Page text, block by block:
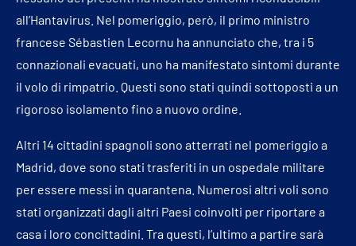
all’Hantavirus. Nel pomeriggio, però, il primo ministro
francese Sébastien Lecornu ha annunciato che, tra i 5
connazionali evacuati, uno ha manifestato sintomi durante
il volo di rimpatrio. Questi sono stati quindi sottoposti a un
rigoroso isolamento fino a nuovo ordine.
Altri 14 cittadini spagnoli sono atterrati nel pomeriggio a
Madrid, dove sono stati trasferiti in un ospedale militare
per essere messi in quarantena. Numerosi altri voli sono
stati organizzati dagli altri Paesi coinvolti per riportare a
casa i loro concittadini. Tra questi, l’ultimo a partire sarà